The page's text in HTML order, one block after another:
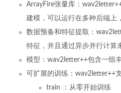
ArrayFire张量库：
建模，可以运行在多种后端上
数据预备和特征提取：
特征，并且通过异步并行计算
模型：wav2letter++包含一组
可扩展的训练：wav2letter++
train ：从零开始训练